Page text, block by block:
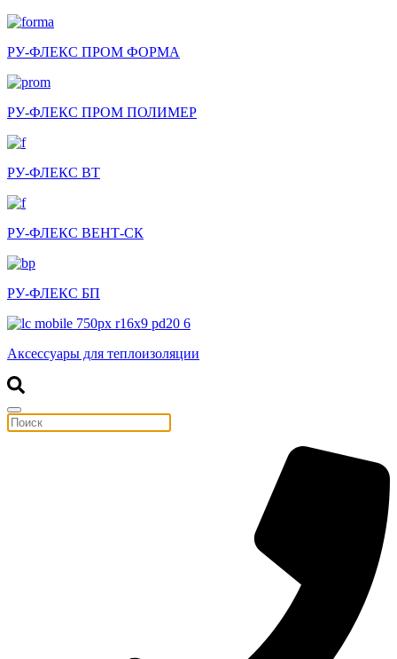
РУ-ФЛЕКС ПРОМ ФОРМА
РУ-ФЛЕКС ПРОМ ПОЛИМЕР
РУ-ФЛЕКС ВТ
РУ-ФЛЕКС ВЕНТ-СК
РУ-ФЛЕКС БП
Аксессуары для теплоизоляции